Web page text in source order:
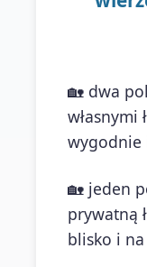
🏡 dwa
własnymi
wygodnie
🏡 jeden
prywatną
blisko i na